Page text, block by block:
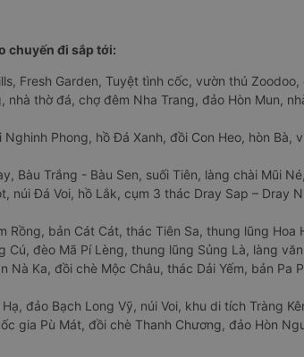
chuyến đi sắp tới:
Fresh Garden, Tuyệt tình cốc, vườn thú
nhà thờ đá, chợ đêm Nha Trang, đảo Hòn Mun,
Phong, hồ Đá Xanh, đồi Con Heo, hòn Bà,
Bàu Trắng - Bàu Sen, suối Tiên, làng chài Mũi
núi Đá Voi, hồ Lắk, cụm 3 thác Dray Sap – Dray
Rồng, bản Cát Cát, thác Tiên Sa, thung lũng Hoa
Cú, đèo Mã Pí Lèng, thung lũng Sủng Là, làng
Nà Ka, đồi chè Mộc Châu, thác Dải Yếm, bản Pa
đảo Bạch Long Vỹ, núi Voi, khu di tích Tràng
gia Pù Mát, đồi chè Thanh Chương, đảo Hòn